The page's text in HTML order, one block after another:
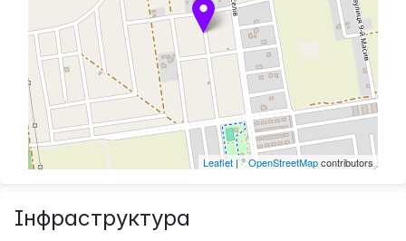
Leaflet| ©OpenStreetMapcontributors
Інфраструктура